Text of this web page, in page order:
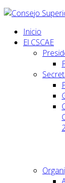
Inicio
El CSCAE